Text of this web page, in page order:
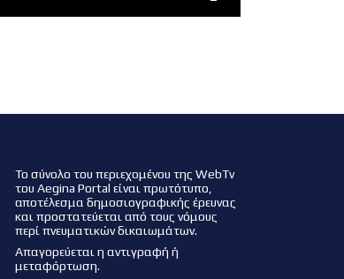
Το σύνολο του περιεχομένου της WebTv
του Aegina Portal είναι πρωτότυπο,
αποτέλεσμα δημοσιογραφικής έρευνας
και προστατεύεται από τους νόμους
περί πνευματικών δικαιωμάτων.
Απαγορεύεται η αντιγραφή ή
μεταφόρτωση.